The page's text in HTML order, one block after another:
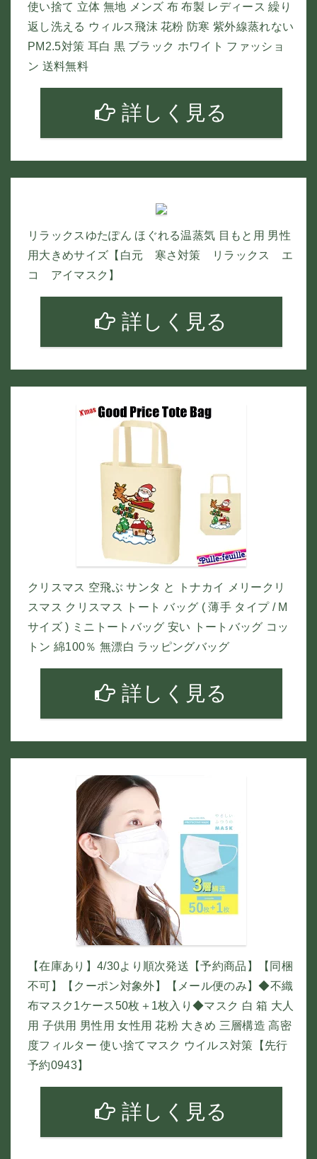
使い捨て 立体 無地 メンズ 布 布製 レディース 繰り
返し洗える ウィルス飛沫 花粉 防寒 紫外線蒸れない
PM2.5対策 耳白 黒 ブラック ホワイト ファッショ
ン 送料無料
詳しく見る
リラックスゆたぽん ほぐれる温蒸気 目もと用 男性
用大きめサイズ【白元 寒さ対策 リラックス エ
コ アイマスク】
詳しく見る
クリスマス 空飛ぶ サンタ と トナカイ メリークリ
スマス クリスマス トート バッグ ( 薄手 タイプ / M
サイズ ) ミニトートバッグ 安い トートバッグ コッ
トン 綿100％ 無漂白 ラッピングバッグ
詳しく見る
【在庫あり】4/30より順次発送【予約商品】【同梱
不可】【クーポン対象外】【メール便のみ】◆不織
布マスク1ケース50枚＋1枚入り◆マスク 白 箱 大人
用 子供用 男性用 女性用 花粉 大きめ 三層構造 高密
度フィルター 使い捨てマスク ウイルス対策【先行
予約0943】
詳しく見る